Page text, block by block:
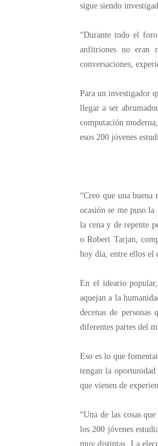
sigue siendo
“Durante todo el
anfitriones no eran
conversaciones,
Para un investigador
llegar a ser
computación
esos 200 jóvenes
“Creo que una buena
ocasión se me puso
la cena y de repente
o Robert Tarjan,
hoy día, entre ellos el
En el ideario
aquejan a la
decenas de
diferentes partes del
Eso es lo que
tengan la
que vienen de
“Una de las cosas
los 200 jóvenes
muy distintas. La